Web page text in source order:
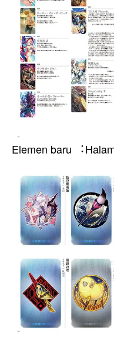
Elemen baru